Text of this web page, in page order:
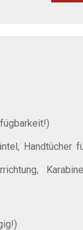
Handtücher